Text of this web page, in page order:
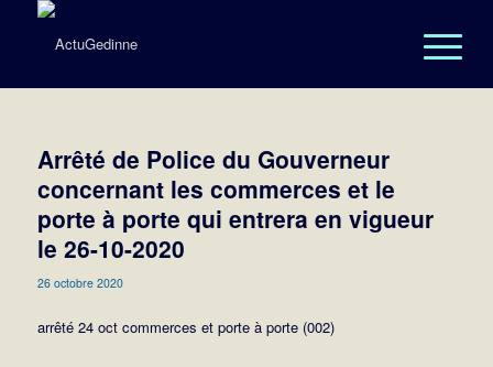
Arrêté de Police du Gouverneur
concernant les commerces et le
porte à porte qui entrera en vigueur
le 26-10-2020
26 octobre 2020
arrêté 24 oct commerces et porte à porte (002)